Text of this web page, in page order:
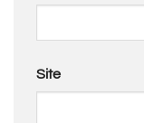
Site